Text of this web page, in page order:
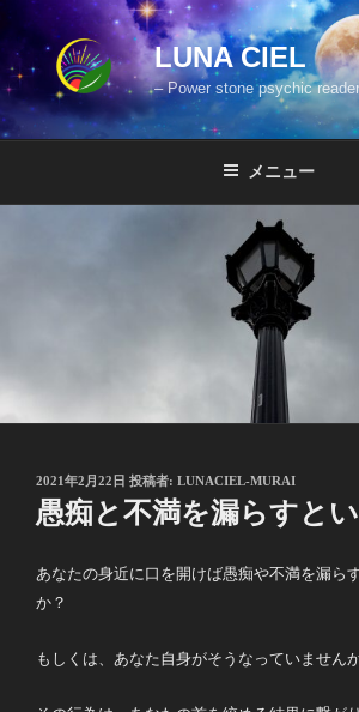
コ
テ
ン
ツ
LUNA CIEL
– Power stone psychic
メニュー
投
稿
日:
2021年2月22日 投稿者: LUNACIEL-MURAI
愚痴と不満を漏らすと
あなたの身近に口を開けば愚痴や不満を漏ら
か？
もしくは、あなた自身がそうなっていません